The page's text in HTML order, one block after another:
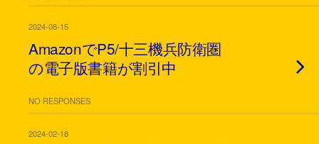
2024-08-15
AmazonでP5/十三機兵防衛圏
の電子版書籍が割引中
NO RESPONSES
2024-02-18